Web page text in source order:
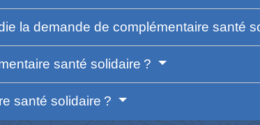
la demande de complémentaire santé
santé solidaire ?
santé solidaire ?